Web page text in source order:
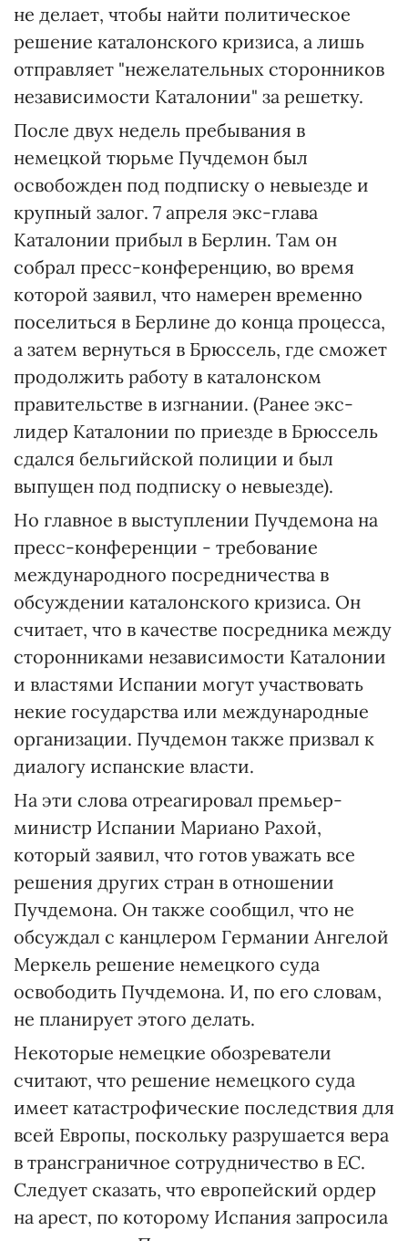
не делает, чтобы найти политическое
решение каталонского кризиса, а лишь
отправляет "нежелательных сторонников
независимости Каталонии" за решетку.
После двух недель пребывания в
немецкой тюрьме Пучдемон был
освобожден под подписку о невыезде и
крупный залог. 7 апреля экс-глава
Каталонии прибыл в Берлин. Там он
собрал пресс-конференцию, во время
которой заявил, что намерен временно
поселиться в Берлине до конца процесса,
а затем вернуться в Брюссель, где сможет
продолжить работу в каталонском
правительстве в изгнании. (Ранее экс-
лидер Каталонии по приезде в Брюссель
сдался бельгийской полиции и был
выпущен под подписку о невыезде).
Но главное в выступлении Пучдемона на
пресс-конференции - требование
международного посредничества в
обсуждении каталонского кризиса. Он
считает, что в качестве посредника между
сторонниками независимости Каталонии
и властями Испании могут участвовать
некие государства или международные
организации. Пучдемон также призвал к
диалогу испанские власти.
На эти слова отреагировал премьер-
министр Испании Мариано Рахой,
который заявил, что готов уважать все
решения других стран в отношении
Пучдемона. Он также сообщил, что не
обсуждал с канцлером Германии Ангелой
Меркель решение немецкого суда
освободить Пучдемона. И, по его словам,
не планирует этого делать.
Некоторые немецкие обозреватели
считают, что решение немецкого суда
имеет катастрофические последствия для
всей Европы, поскольку разрушается вера
в трансграничное сотрудничество в ЕС.
Следует сказать, что европейский ордер
на арест, по которому Испания запросила